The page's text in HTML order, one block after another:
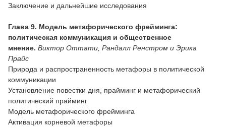
Заключение и дальнейшие исследования
Глава 9. Модель метафорического фрейминга:
политическая коммуникация и общественное
мнение. Виктор Оттати, Рандалл Ренстром и Эрика
Прайс
Природа и распространенность метафоры в политической
коммуникации
Установление повестки дня, прайминг и метафорический
политический прайминг
Модель метафорического фрейминга
Активация корневой метафоры